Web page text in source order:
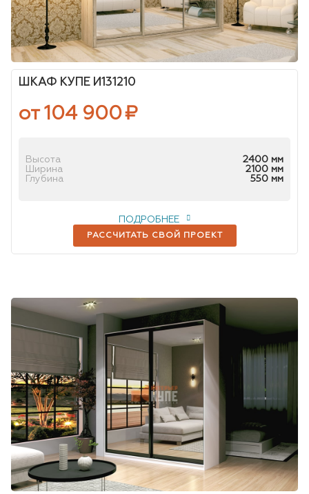
ШКАФ КУПЕ И131210
от 104 900₽
Высота
2400 мм
Ширина
2100 мм
Глубина
550 мм
РАССЧИТАТЬ СВОЙ ПРОЕКТ
ПОДРОБНЕЕ